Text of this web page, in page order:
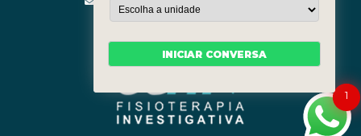
Segunda a sexta, das 7h às 21h
1
INICIAR CONVERSA